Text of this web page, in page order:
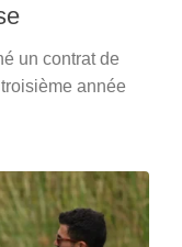
un contrat de
année